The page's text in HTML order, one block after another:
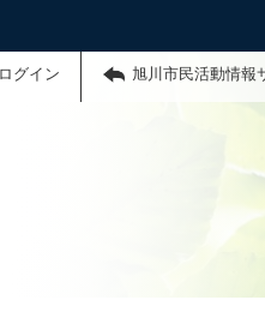
グイン 旭川市民活動情